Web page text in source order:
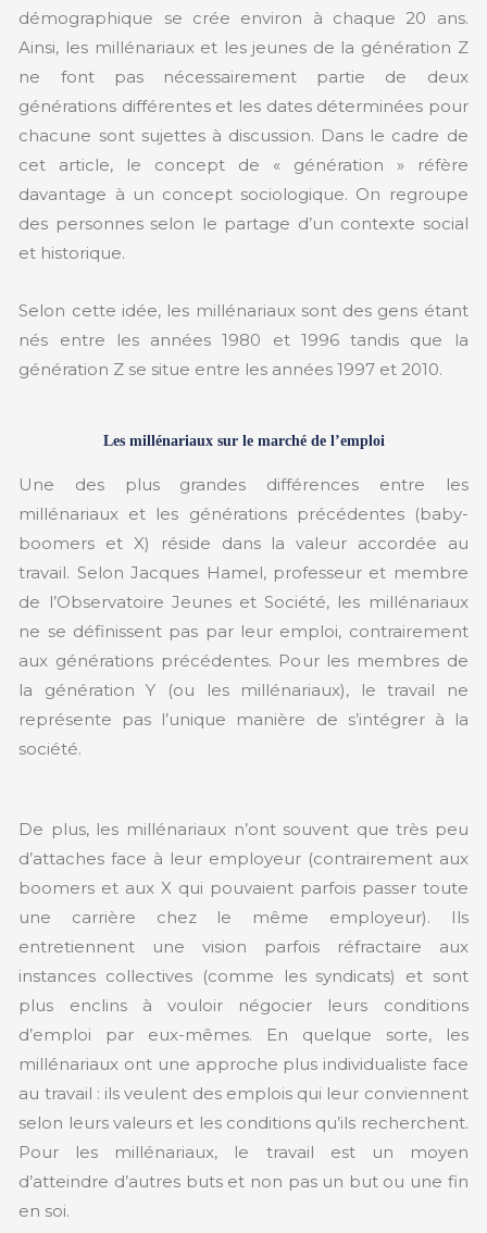
démographique se crée environ à chaque 20 ans.
Ainsi, les millénariaux et les jeunes de la génération Z
ne font pas nécessairement partie de deux
générations différentes et les dates déterminées pour
chacune sont sujettes à discussion. Dans le cadre de
cet article, le concept de « génération » réfère
davantage à un concept sociologique. On regroupe
des personnes selon le partage d’un contexte social
et historique.
Selon cette idée, les millénariaux sont des gens étant
nés entre les années 1980 et 1996 tandis que la
génération Z se situe entre les années 1997 et 2010.
Les millénariaux sur le marché de l’emploi
Une des plus grandes différences entre les
millénariaux et les générations précédentes (baby-
boomers et X) réside dans la valeur accordée au
travail. Selon Jacques Hamel, professeur et membre
de l’Observatoire Jeunes et Société, les millénariaux
ne se définissent pas par leur emploi, contrairement
aux générations précédentes. Pour les membres de
la génération Y (ou les millénariaux), le travail ne
représente pas l’unique manière de s’intégrer à la
société.
De plus, les millénariaux n’ont souvent que très peu
d’attaches face à leur employeur (contrairement aux
boomers et aux X qui pouvaient parfois passer toute
une carrière chez le même employeur). Ils
entretiennent une vision parfois réfractaire aux
instances collectives (comme les syndicats) et sont
plus enclins à vouloir négocier leurs conditions
d’emploi par eux-mêmes. En quelque sorte, les
millénariaux ont une approche plus individualiste face
au travail : ils veulent des emplois qui leur conviennent
selon leurs valeurs et les conditions qu’ils recherchent.
Pour les millénariaux, le travail est un moyen
d’atteindre d’autres buts et non pas un but ou une fin
en soi.